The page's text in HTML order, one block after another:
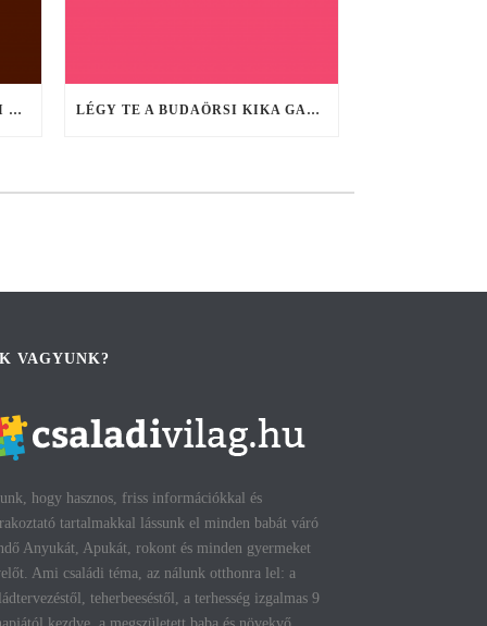
“A FÁRAÓ TITKAI” – CSALÁDI HÉTVÉGE LÉGY TE A BUDAÖRSI KIKA GASZTRO TÜNDÉRE!
VAGYUNK?
hogy hasznos, friss információkkal és
tartalmakkal lássunk el minden babát váró
Anyukát, Apukát, rokont és minden gyermeket
Ami családi téma, az nálunk otthonra lel: a
teherbeeséstől, a terhesség izgalmas 9